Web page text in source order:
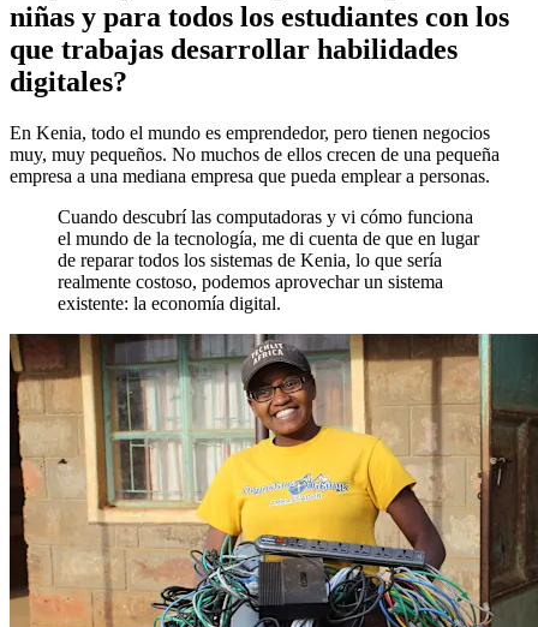
niñas y para todos los estudiantes con los
que trabajas desarrollar habilidades
digitales?
En Kenia, todo el mundo es emprendedor, pero tienen negocios
muy, muy pequeños. No muchos de ellos crecen de una pequeña
empresa a una mediana empresa que pueda emplear a personas.
Cuando descubrí las computadoras y vi cómo funciona
el mundo de la tecnología, me di cuenta de que en lugar
de reparar todos los sistemas de Kenia, lo que sería
realmente costoso, podemos aprovechar un sistema
existente: la economía digital.